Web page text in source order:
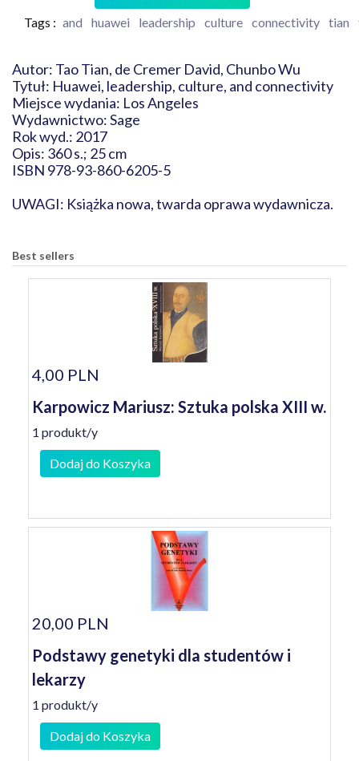
Tags : and huawei leadership culture connectivity tian
Autor: Tao Tian, de Cremer David, Chunbo Wu
Tytuł: Huawei, leadership, culture, and connectivity
Miejsce wydania: Los Angeles
Wydawnictwo: Sage
Rok wyd.: 2017
Opis: 360 s.; 25 cm
ISBN 978-93-860-6205-5
UWAGI: Książka nowa, twarda oprawa wydawnicza.
Best sellers
4,00 PLN
Karpowicz Mariusz: Sztuka polska XIII w.
1 produkt/y
Dodaj do Koszyka
20,00 PLN
Podstawy genetyki dla studentów i
lekarzy
1 produkt/y
Dodaj do Koszyka